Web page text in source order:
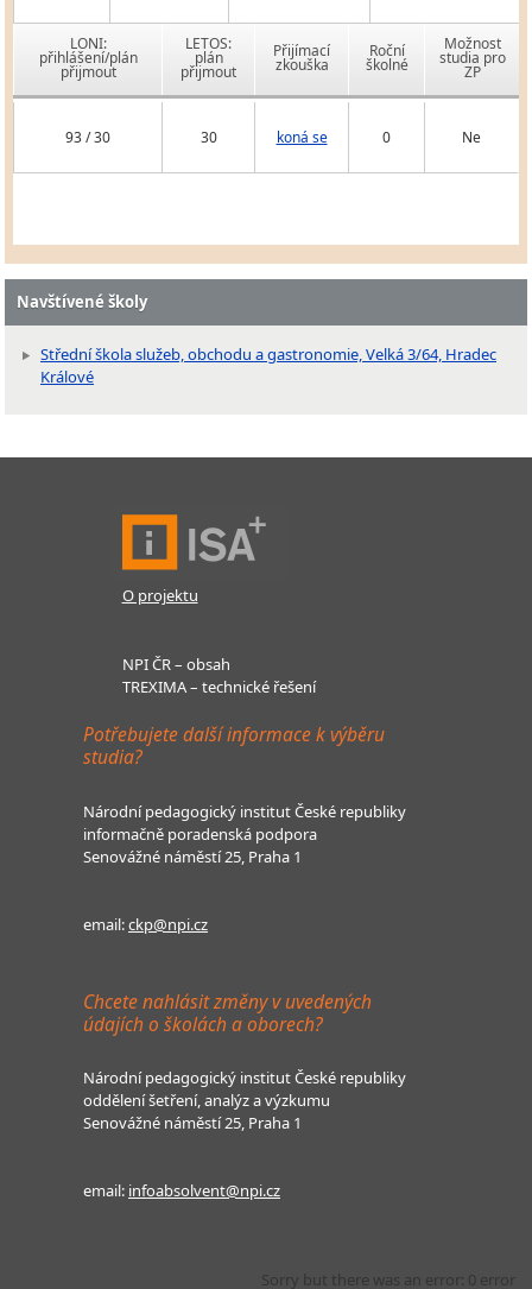
LONI:
přihlášení/plán
přijmout
LETOS:
plán
přijmout
Přijímací
zkouška
Roční
školné
Možnost
studia pro
ZP
93 / 30 30 koná se 0 Ne
Navštívené školy
Střední škola služeb, obchodu a gastronomie, Velká 3/64, Hradec
Králové
Sorry but there was an error: 0 error
O projektu
NPI ČR – obsah
TREXIMA – technické řešení
Potřebujete další informace k výběru
studia?
Národní pedagogický institut České republiky
informačně poradenská podpora
Senovážné náměstí 25, Praha 1
email:ckp@npi.cz
Chcete nahlásit změny v uvedených
údajích o školách a oborech?
Národní pedagogický institut České republiky
oddělení šetření, analýz a výzkumu
Senovážné náměstí 25, Praha 1
email: infoabsolvent@npi.cz